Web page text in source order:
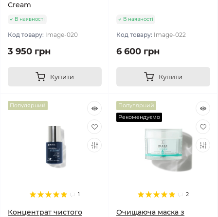
Cream
В наявності
Код товару: Image-020
3 950 грн
Купити
В наявності
Код товару: Image-022
6 600 грн
Купити
Популярний
1
Концентрат чистого
Популярний
Рекомендуємо
2
Очищаюча маска з